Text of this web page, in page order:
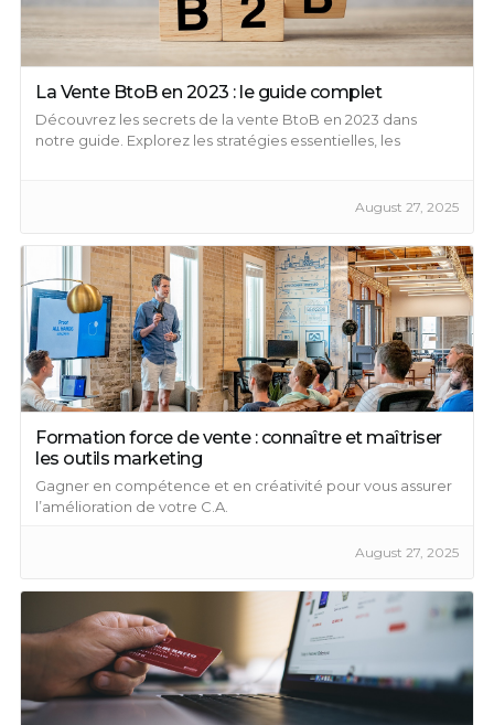
La Vente BtoB en 2023 : le guide complet
Découvrez les secrets de la vente BtoB en 2023 dans
notre guide. Explorez les stratégies essentielles, les
August 27, 2025
Formation force de vente : connaître et maîtriser
les outils marketing
Gagner en compétence et en créativité pour vous assurer
l’amélioration de votre C.A.
August 27, 2025